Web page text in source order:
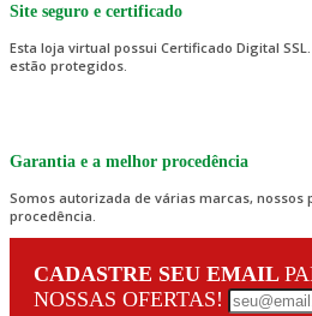
Site seguro e certificado
Esta loja virtual possui Certificado Digital
estão protegidos.
Garantia e a melhor procedência
Somos autorizada de várias marcas,
procedência.
CADASTRE SEU EMAIL
NOSSAS OFERTAS!